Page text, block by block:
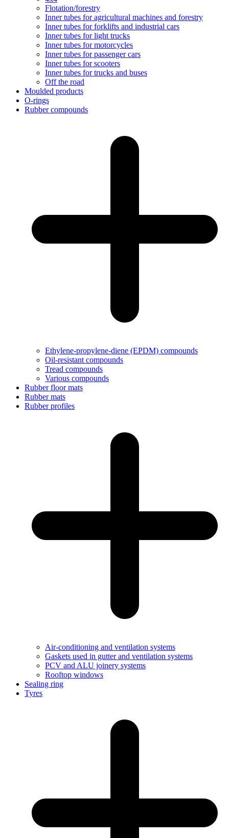
Flotation/forestry
Inner tubes for agricultural machines and forestry
Inner tubes for forklifts and industrial cars
Inner tubes for light trucks
Inner tubes for motorcycles
Inner tubes for passenger cars
Inner tubes for scooters
Inner tubes for trucks and buses
Off the road
Moulded products
O-rings
Rubber compounds
Ethylene-propylene-diene (EPDM) compounds
Oil-resistant compounds
Tread compounds
Various compounds
Rubber floor mats
Rubber mats
Rubber profiles
Air-conditioning and ventilation systems
Gaskets used in gutter and ventilation systems
PCV and ALU joinery systems
Rooftop windows
Sealing ring
Tyres